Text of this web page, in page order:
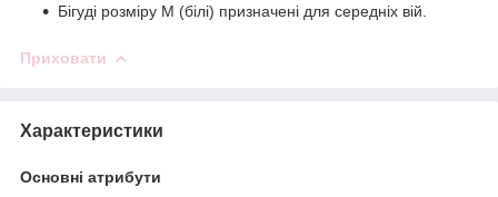
Бігуді розміру М (білі) призначені для середніх вій.
Приховати
Характеристики
Основні атрибути